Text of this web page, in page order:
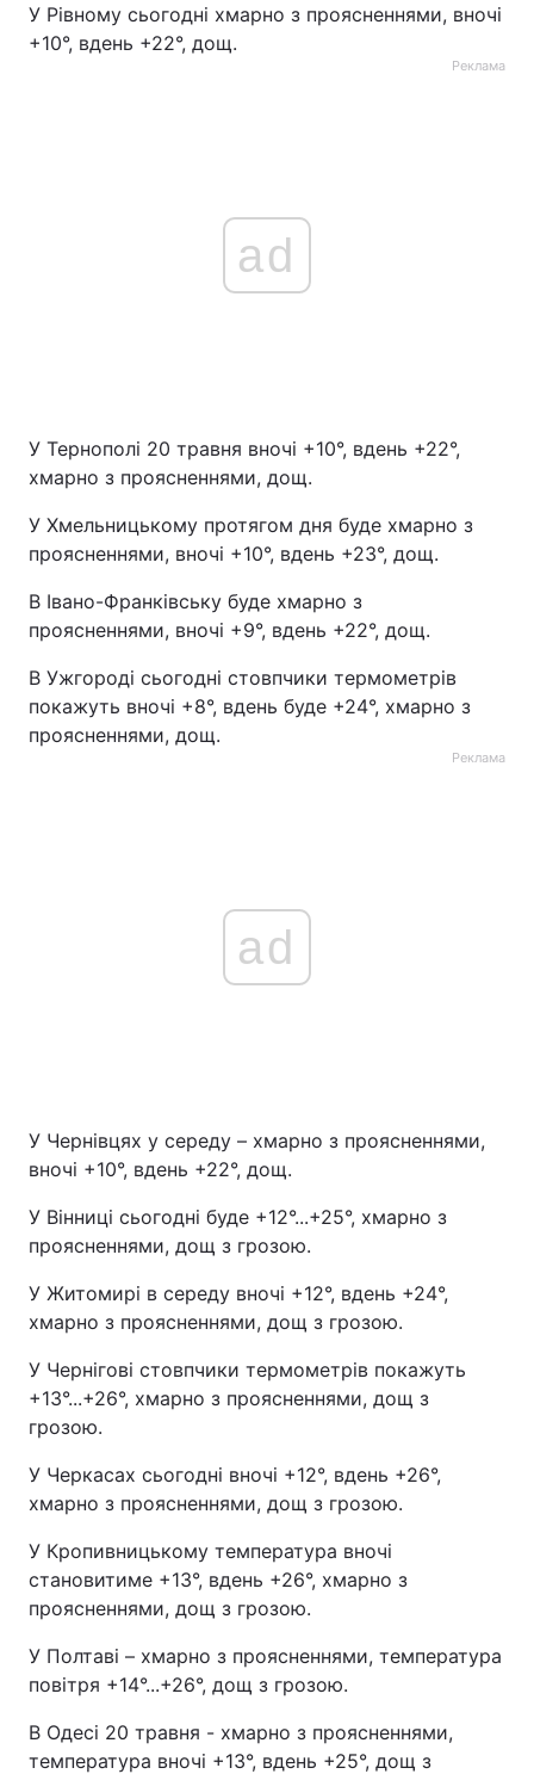
У Рівному сьогодні хмарно з проясненнями, вночі
+10°, вдень +22°, дощ.
Реклама
ad
У Тернополі 20 травня вночі +10°, вдень +22°,
хмарно з проясненнями, дощ.
У Хмельницькому протягом дня буде хмарно з
проясненнями, вночі +10°, вдень +23°, дощ.
В Івано-Франківську буде хмарно з
проясненнями, вночі +9°, вдень +22°, дощ.
В Ужгороді сьогодні стовпчики термометрів
покажуть вночі +8°, вдень буде +24°, хмарно з
проясненнями, дощ.
Реклама
ad
У Чернівцях у середу – хмарно з проясненнями,
вночі +10°, вдень +22°, дощ.
У Вінниці сьогодні буде +12°...+25°, хмарно з
проясненнями, дощ з грозою.
У Житомирі в середу вночі +12°, вдень +24°,
хмарно з проясненнями, дощ з грозою.
У Чернігові стовпчики термометрів покажуть
+13°...+26°, хмарно з проясненнями, дощ з
грозою.
У Черкасах сьогодні вночі +12°, вдень +26°,
хмарно з проясненнями, дощ з грозою.
У Кропивницькому температура вночі
становитиме +13°, вдень +26°, хмарно з
проясненнями, дощ з грозою.
У Полтаві – хмарно з проясненнями, температура
повітря +14°...+26°, дощ з грозою.
В Одесі 20 травня - хмарно з проясненнями,
температура вночі +13°, вдень +25°, дощ з